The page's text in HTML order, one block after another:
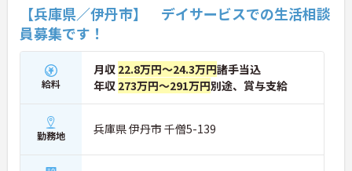
【兵庫県／伊丹市】 デイサービスでの生活相談
員募集です！
給料
月収 22.8万円～24.3万円諸手当込
年収 273万円～291万円別途、賞与支給
勤務地 兵庫県 伊丹市 千僧5-139